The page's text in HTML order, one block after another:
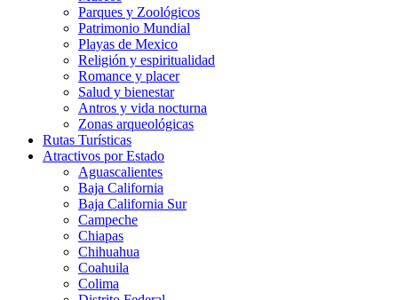
Parques y Zoológicos
Patrimonio Mundial
Playas de Mexico
Religión y espiritualidad
Romance y placer
Salud y bienestar
Antros y vida nocturna
Zonas arqueológicas
Rutas Turísticas
Atractivos por Estado
Aguascalientes
Baja California
Baja California Sur
Campeche
Chiapas
Chihuahua
Coahuila
Colima